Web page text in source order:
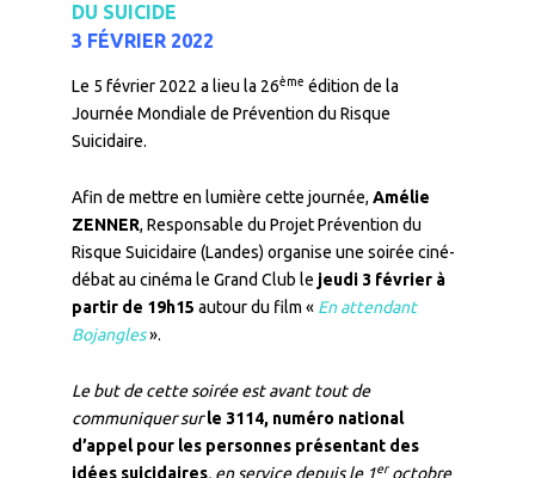
DU SUICIDE
3 FÉVRIER 2022
Le 5 février 2022 a lieu la 26ème édition de la
Journée Mondiale de Prévention du Risque
Suicidaire.
Afin de mettre en lumière cette journée, Amélie
ZENNER, Responsable du Projet Prévention du
Risque Suicidaire (Landes) organise une soirée ciné-
débat au cinéma le Grand Club le jeudi 3 février à
partir de 19h15 autour du film « En attendant
Bojangles».
Le but de cette soirée est avant tout de
communiquer surle 3114, numéro national
d’appel pour les personnes présentant des
idées suicidaires, en service depuis le 1eroctobre